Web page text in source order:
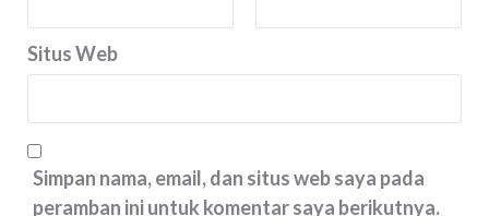
Situs Web
Simpan nama, email, dan situs web saya pada
peramban ini untuk komentar saya berikutnya.